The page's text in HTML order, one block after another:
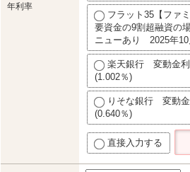
年利率
フラット35【ファ
要資金の9割超融資の
ニューあり 2025年10
楽天銀行 変動金
(1.002％)
りそな銀行 変動
(0.640％)
直接入力する